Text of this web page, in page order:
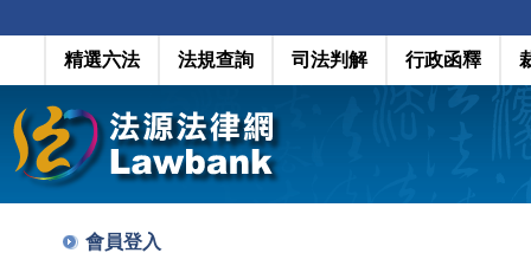
精選六法 法規查詢 司法判解 行政函釋
會員登入